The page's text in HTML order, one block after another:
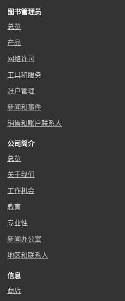
图书管理员
总览
产品
网络许可
工具和服务
账户管理
新闻和事件
销售和账户联系人
公司简介
总览
关于我们
工作机会
教育
专业性
新闻办公室
地区和联系人
信息
商店